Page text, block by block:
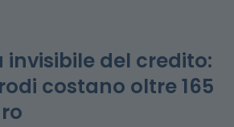
invisibile del credito:
costano oltre 165